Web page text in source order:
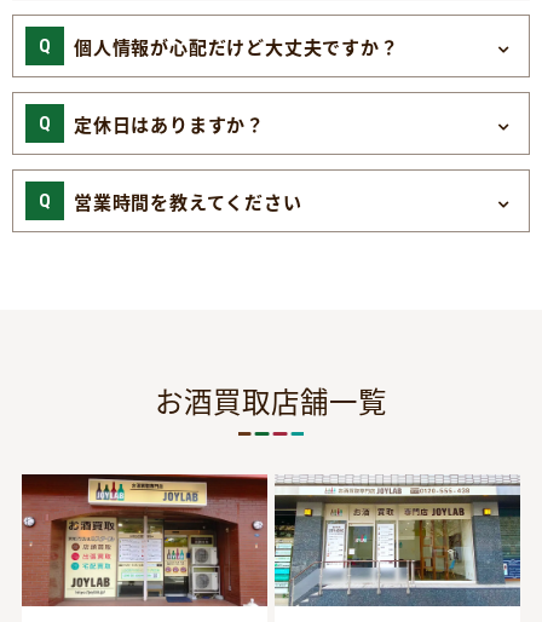
個人情報が心配だけど大丈夫ですか？
定休日はありますか？
営業時間を教えてください
お酒買取店舗一覧